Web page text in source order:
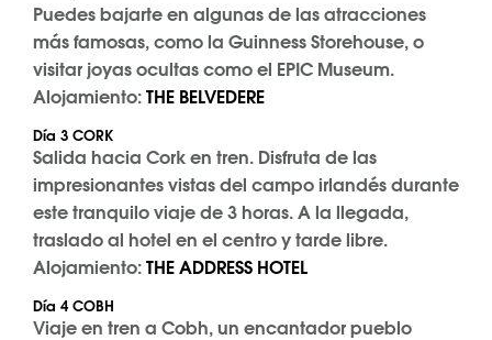
Puedes bajarte en algunas de las atracciones
más famosas, como la Guinness Storehouse, o
visitar joyas ocultas como el EPIC Museum.
Alojamiento:THE BELVEDERE
Día 3 CORK
Salida hacia Cork en tren. Disfruta de las
impresionantes vistas del campo irlandés durante
este tranquilo viaje de 3 horas. A la llegada,
traslado al hotel en el centro y tarde libre.
Alojamiento:THE ADDRESS HOTEL
Día 4 COBH
Viaje en tren a Cobh, un encantador pueblo